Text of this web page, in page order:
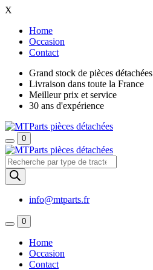
X
Home
Occasion
Contact
Grand stock de pièces détachées
Livraison dans toute la France
Meilleur prix et service
30 ans d'expérience
0
Recherche
de
produits
info@mtparts.fr
0
Home
Occasion
Contact